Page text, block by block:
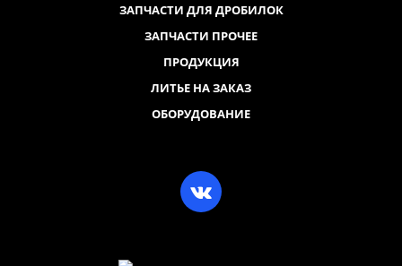
ЗАПЧАСТИ ДЛЯ ДРОБИЛОК
ЗАПЧАСТИ ПРОЧЕЕ
ПРОДУКЦИЯ
ЛИТЬЕ НА ЗАКАЗ
ОБОРУДОВАНИЕ